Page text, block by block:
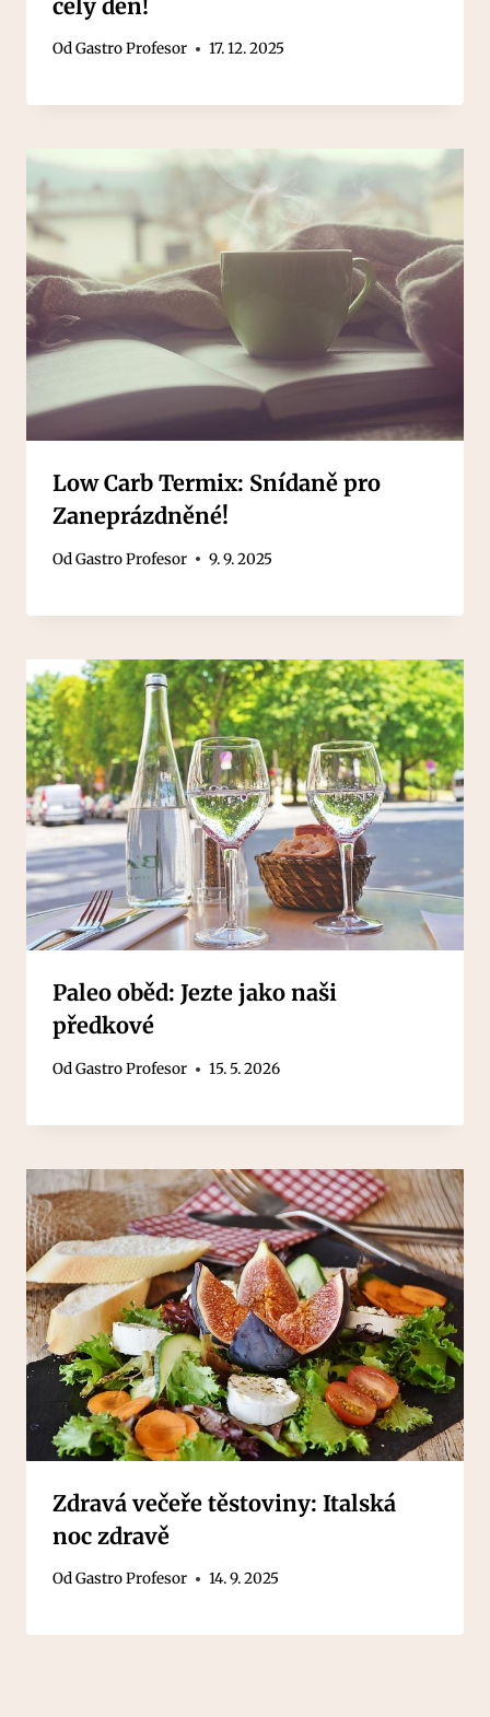
celý den!
OdGastro Profesor 17. 12. 2025
Low Carb Termix: Snídaně pro
Zaneprázdněné!
OdGastro Profesor 9. 9. 2025
Paleo oběd: Jezte jako naši
předkové
OdGastro Profesor 15. 5. 2026
Zdravá večeře těstoviny: Italská
noc zdravě
OdGastro Profesor 14. 9. 2025